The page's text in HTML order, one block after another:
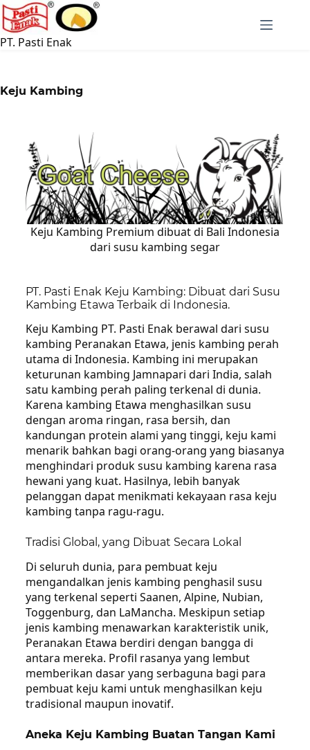
PT. Pasti Enak
Keju Kambing
Keju Kambing Premium dibuat di Bali Indonesia
dari susu kambing segar
PT. Pasti Enak Keju Kambing: Dibuat dari Susu
Kambing Etawa Terbaik di Indonesia.
Keju Kambing PT. Pasti Enak berawal dari susu
kambing Peranakan Etawa, jenis kambing perah
utama di Indonesia. Kambing ini merupakan
keturunan kambing Jamnapari dari India, salah
satu kambing perah paling terkenal di dunia.
Karena kambing Etawa menghasilkan susu
dengan aroma ringan, rasa bersih, dan
kandungan protein alami yang tinggi, keju kami
menarik bahkan bagi orang-orang yang biasanya
menghindari produk susu kambing karena rasa
hewani yang kuat. Hasilnya, lebih banyak
pelanggan dapat menikmati kekayaan rasa keju
kambing tanpa ragu-ragu.
Tradisi Global, yang Dibuat Secara Lokal
Di seluruh dunia, para pembuat keju
mengandalkan jenis kambing penghasil susu
yang terkenal seperti Saanen, Alpine, Nubian,
Toggenburg, dan LaMancha. Meskipun setiap
jenis kambing menawarkan karakteristik unik,
Peranakan Etawa berdiri dengan bangga di
antara mereka. Profil rasanya yang lembut
memberikan dasar yang serbaguna bagi para
pembuat keju kami untuk menghasilkan keju
tradisional maupun inovatif.
Aneka Keju Kambing Buatan Tangan Kami